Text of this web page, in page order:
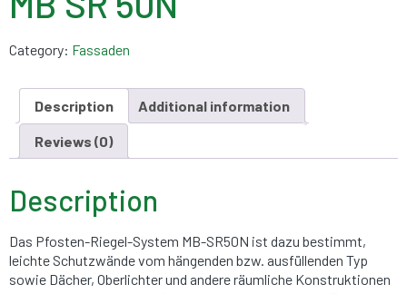
Category: Fassaden
Description Additional information
Reviews (0)
Description
Das Pfosten-Riegel-System MB-SR50N ist dazu bestimmt,
leichte Schutzwände vom hängenden bzw. ausfüllenden Typ
sowie Dächer, Oberlichter und andere räumliche Konstruktionen